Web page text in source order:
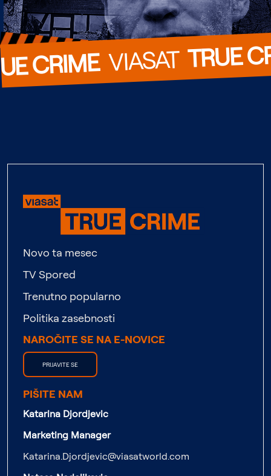
CRIME VIASAT TRUE
Novo ta mesec
TV Spored
Trenutno popularno
Politika zasebnosti
NAROČITE SE NA E-NOVICE
PRIJAVITE SE
PIŠITE NAM
Katarina Djordjevic
Marketing Manager
Katarina.Djordjevic@viasatworld.com